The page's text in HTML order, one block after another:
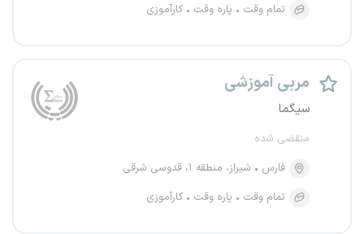
تمام وقت
پاره وقت کارآموزی
مربی آموزشی
سیگما
منقضی شده
فارس
شیراز، منطقه ۱، قدوسی شرقی
تمام وقت
پاره وقت کارآموزی